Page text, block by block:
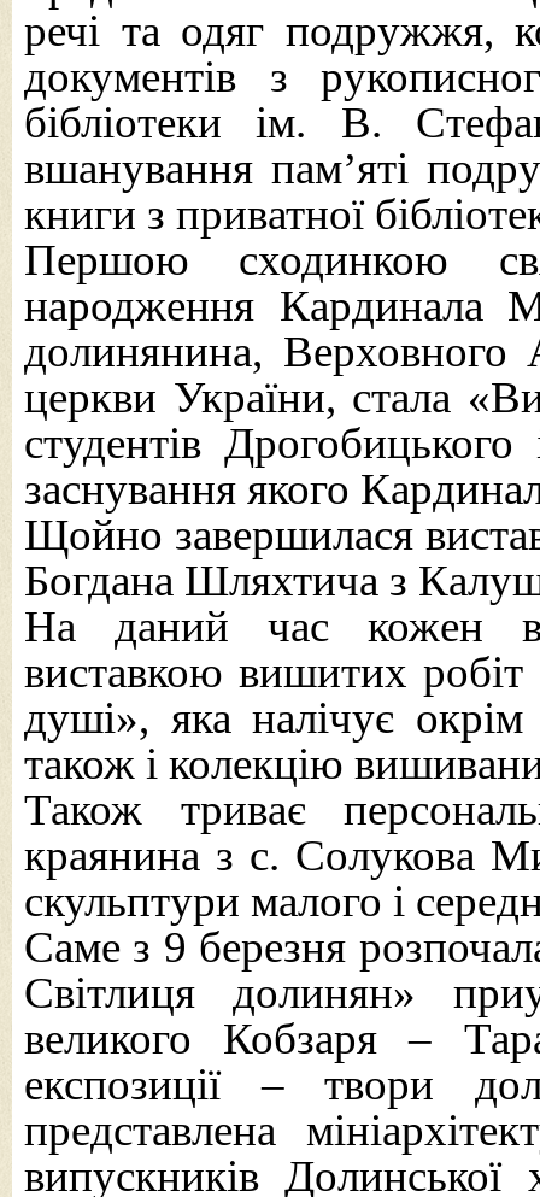
речі та одяг подружжя,
документів з
бібліотеки ім. В.
вшанування пам’яті
книги з приватної
Першою сходинкою
народження Кардинала
долинянина, Верховного
церкви України, стала
студентів
заснування якого
Щойно завершилася
Богдана Шляхтича з
На даний час кожен
виставкою вишитих
душі», яка налічує
також і колекцію
Також триває
краянина з с. Солукова
скульптури малого і
Саме з 9 березня
Світлиця долинян»
великого Кобзаря –
експозиції – твори
представлена
випускників Долинської